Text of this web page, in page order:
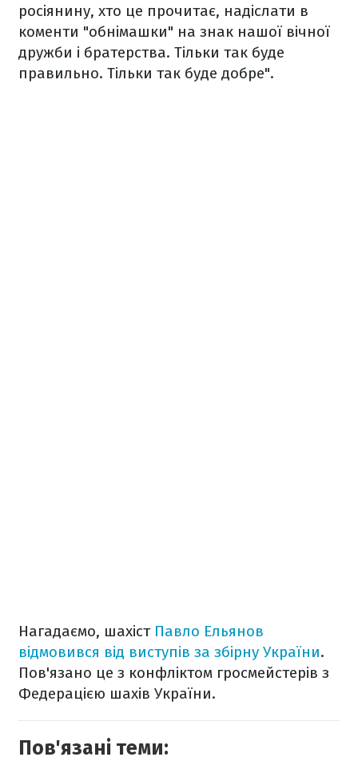
росіянину, хто це прочитає, надіслати в
коменти "обнімашки" на знак нашої вічної
дружби і братерства. Тільки так буде
правильно. Тільки так буде добре".
Нагадаємо, шахіст Павло Ельянов
відмовився від виступів за збірну України.
Пов'язано це з конфліктом гросмейстерів з
Федерацією шахів України.
Пов'язані теми: